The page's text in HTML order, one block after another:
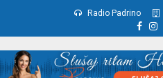
Radio Padrino